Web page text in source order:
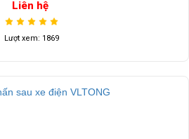
Liên hệ
Lượt xem: 1869